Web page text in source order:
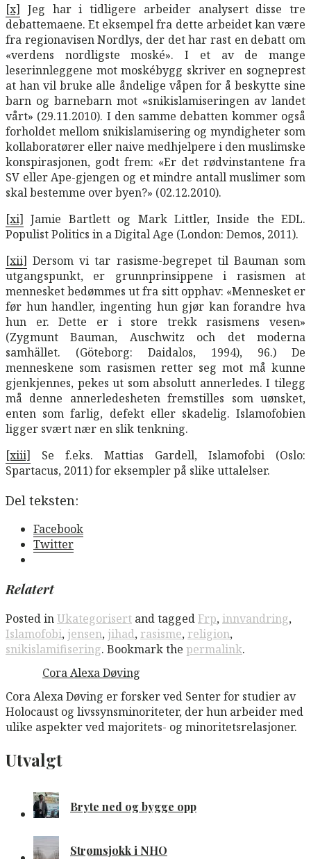
[x] Jeg har i tidligere arbeider analysert disse tre
debattemaene. Et eksempel fra dette arbeidet kan være
fra regionavisen Nordlys, der det har rast en debatt om
«verdens nordligste moské». I et av de mange
leserinnleggene mot moskébygg skriver en sogneprest
at han vil bruke alle åndelige våpen for å beskytte sine
barn og barnebarn mot «snikislamiseringen av landet
vårt» (29.11.2010). I den samme debatten kommer også
forholdet mellom snikislamisering og myndigheter som
kollaboratører eller naive medhjelpere i den muslimske
konspirasjonen, godt frem: «Er det rødvinstantene fra
SV eller Ape-gjengen og et mindre antall muslimer som
skal bestemme over byen?» (02.12.2010).
[xi] Jamie Bartlett og Mark Littler, Inside the EDL.
Populist Politics in a Digital Age (London: Demos, 2011).
[xii] Dersom vi tar rasisme-begrepet til Bauman som
utgangspunkt, er grunnprinsippene i rasismen at
mennesket bedømmes ut fra sitt opphav: «Mennesket er
før hun handler, ingenting hun gjør kan forandre hva
hun er. Dette er i store trekk rasismens vesen»
(Zygmunt Bauman, Auschwitz och det moderna
samhället. (Göteborg: Daidalos, 1994), 96.) De
menneskene som rasismen retter seg mot må kunne
gjenkjennes, pekes ut som absolutt annerledes. I tilegg
må denne annerledesheten fremstilles som uønsket,
enten som farlig, defekt eller skadelig. Islamofobien
ligger svært nær en slik tenkning.
[xiii] Se f.eks. Mattias Gardell, Islamofobi (Oslo:
Spartacus, 2011) for eksempler på slike uttalelser.
Del teksten:
Facebook
Twitter
Relatert
Posted inUkategorisert and taggedFrp,innvandring,
Islamofobi, jensen, jihad, rasisme, religion,
snikislamifisering. Bookmark the permalink.
Cora Alexa Døving
Cora Alexa Døving er forsker ved Senter for studier av
Holocaust og livssynsminoriteter, der hun arbeider med
ulike aspekter ved majoritets- og minoritetsrelasjoner.
Utvalgt
Bryte ned og bygge opp
Strømsjokk i NHO